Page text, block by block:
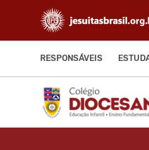
RESPONSÁVEIS